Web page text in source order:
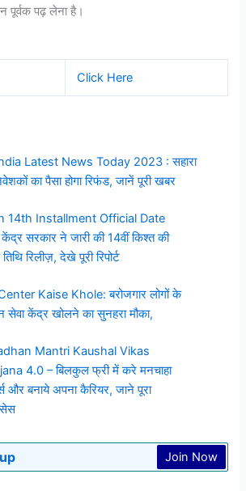
पूर्वक पढ़ लेना है।
Click Here
Latest News Today 2023 : सहारा
का पैसा होगा रिफंड, जानें पूरी खबर
14th Installment Official Date
सरकार ने जारी की 14वीं किश्त की
रिलीज़, देखे पूरी रिपोर्ट
Kaise Khole: बरोजगार लोगों के
सेवा केंद्र खोलने का सुनहरा मौका,
Mantri Kaushal Vikas
4.0 – बिलकुल फ्री में करे मनचाहा
और बनाये अपना कैरियर, जाने पूरा
Join Now